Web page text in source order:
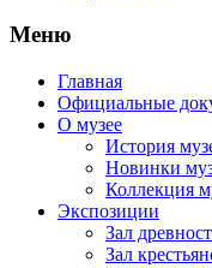
Меню
Главная
Официальные
О музее
История
Новинки
Коллекция
Экспозиции
Зал
Зал